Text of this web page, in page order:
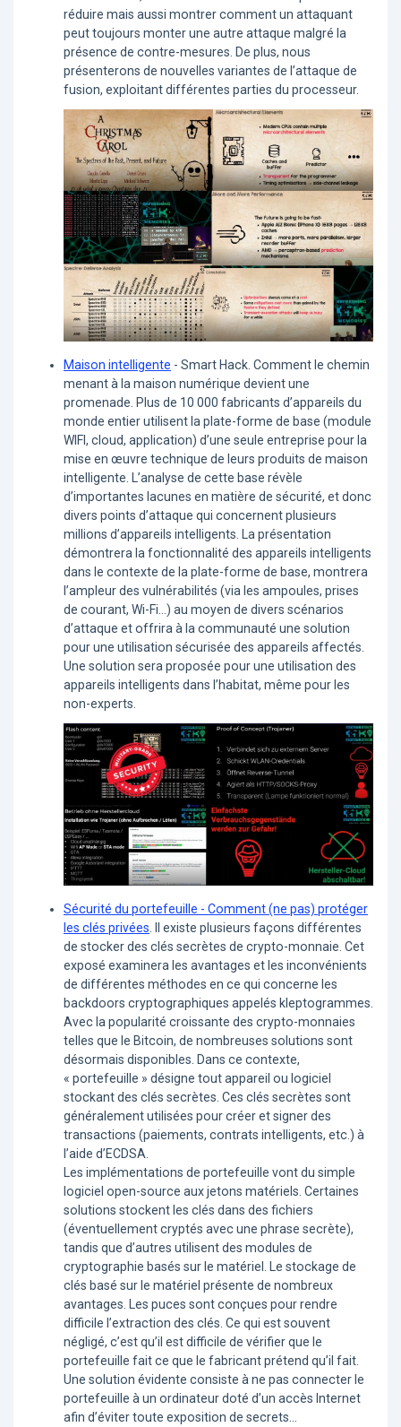
réduire mais aussi montrer comment un attaquant
peut toujours monter une autre attaque malgré la
présence de contre-mesures. De plus, nous
présenterons de nouvelles variantes de l’attaque de
fusion, exploitant différentes parties du processeur.
Maison intelligente - Smart Hack. Comment le chemin
menant à la maison numérique devient une
promenade. Plus de 10 000 fabricants d’appareils du
monde entier utilisent la plate-forme de base (module
WIFI, cloud, application) d’une seule entreprise pour la
mise en œuvre technique de leurs produits de maison
intelligente. L’analyse de cette base révèle
d’importantes lacunes en matière de sécurité, et donc
divers points d’attaque qui concernent plusieurs
millions d’appareils intelligents. La présentation
démontrera la fonctionnalité des appareils intelligents
dans le contexte de la plate-forme de base, montrera
l’ampleur des vulnérabilités (via les ampoules, prises
de courant, Wi-Fi...) au moyen de divers scénarios
d’attaque et offrira à la communauté une solution
pour une utilisation sécurisée des appareils affectés.
Une solution sera proposée pour une utilisation des
appareils intelligents dans l’habitat, même pour les
non-experts.
Sécurité du portefeuille - Comment (ne pas) protéger
les clés privées. Il existe plusieurs façons différentes
de stocker des clés secrètes de crypto-monnaie. Cet
exposé examinera les avantages et les inconvénients
de différentes méthodes en ce qui concerne les
backdoors cryptographiques appelés kleptogrammes.
Avec la popularité croissante des crypto-monnaies
telles que le Bitcoin, de nombreuses solutions sont
désormais disponibles. Dans ce contexte,
« portefeuille » désigne tout appareil ou logiciel
stockant des clés secrètes. Ces clés secrètes sont
généralement utilisées pour créer et signer des
transactions (paiements, contrats intelligents, etc.) à
l’aide d’ECDSA.
Les implémentations de portefeuille vont du simple
logiciel open-source aux jetons matériels. Certaines
solutions stockent les clés dans des fichiers
(éventuellement cryptés avec une phrase secrète),
tandis que d’autres utilisent des modules de
cryptographie basés sur le matériel. Le stockage de
clés basé sur le matériel présente de nombreux
avantages. Les puces sont conçues pour rendre
difficile l’extraction des clés. Ce qui est souvent
négligé, c’est qu’il est difficile de vérifier que le
portefeuille fait ce que le fabricant prétend qu’il fait.
Une solution évidente consiste à ne pas connecter le
portefeuille à un ordinateur doté d’un accès Internet
afin d’éviter toute exposition de secrets...